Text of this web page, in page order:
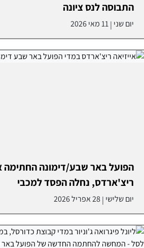
התבוסה לנס ציונה
יום שני |11 מאי 2026
הפועל באר שבע/דימונה החתימה
ריצ'ארדס, נחלה הפסד למכבי
יום שלישי |28 אפריל 2026